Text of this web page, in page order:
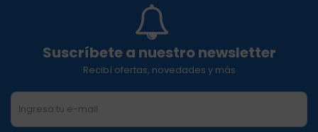
Suscríbete a nuestro newsletter
Recibí ofertas, novedades y más